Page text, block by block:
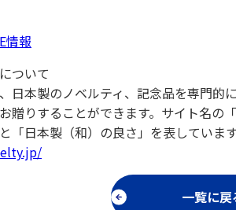
情報
ついて
日本製のノベルティ、記念品を専門的
贈りすることができます。サイト名の
「日本製（和）の良さ」を表しています
一覧に戻